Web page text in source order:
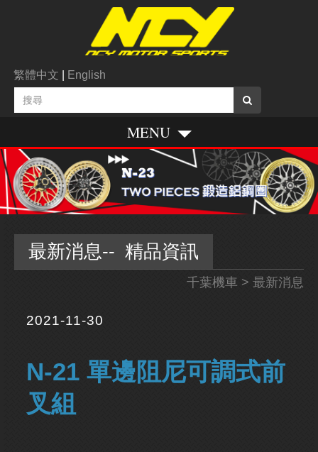
繁體中文 English
MENU
最新消息-- 精品資訊
千葉機車 > 最新消息
2021-11-30
N-21 單邊阻尼可調式前
叉組